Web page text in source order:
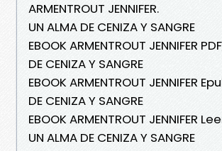
ARMENTROUT JENNIFER.
UN ALMA DE CENIZA Y SANGRE
EBOOK ARMENTROUT JENNIFER
DE CENIZA Y SANGRE
EBOOK ARMENTROUT JENNIFER
DE CENIZA Y SANGRE
EBOOK ARMENTROUT JENNIFER
UN ALMA DE CENIZA Y SANGRE